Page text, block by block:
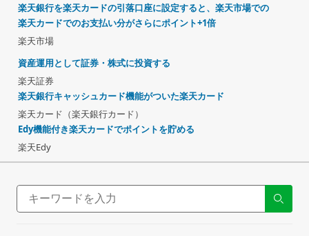
楽天銀行を楽天カードの引落口座に設定すると、楽天市場での
楽天カードでのお支払い分がさらにポイント+1倍
楽天市場
資産運用として証券・株式に投資する
楽天証券
楽天銀行キャッシュカード機能がついた楽天カード
楽天カード（楽天銀行カード）
Edy機能付き楽天カードでポイントを貯める
楽天Edy